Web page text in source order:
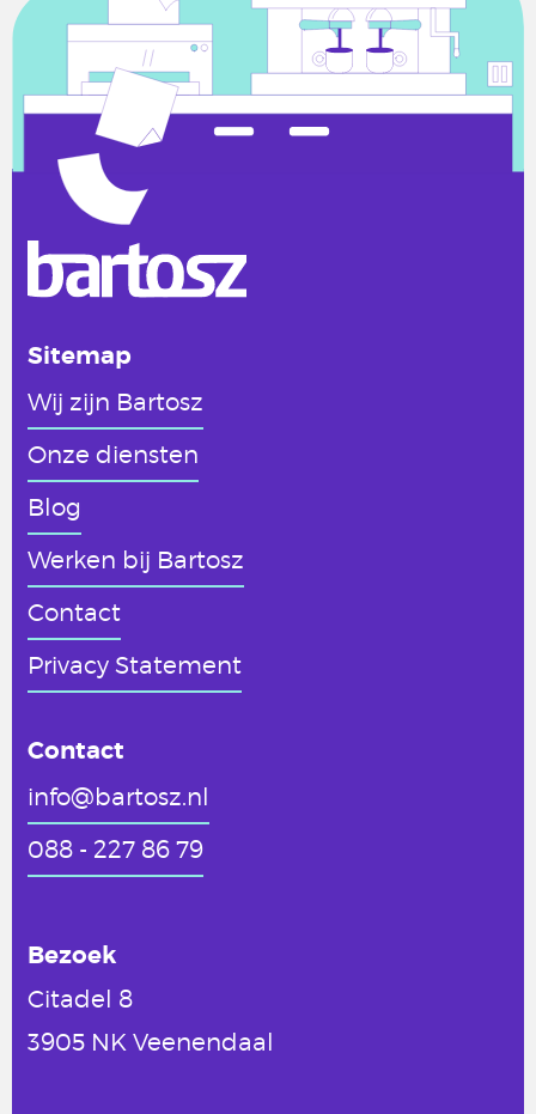
Sitemap
Wij zijn Bartosz
Onze diensten
Blog
Werken bij Bartosz
Contact
Privacy Statement
Contact
info@bartosz.nl
088 - 227 86 79
Bezoek
Citadel 8
3905 NK Veenendaal